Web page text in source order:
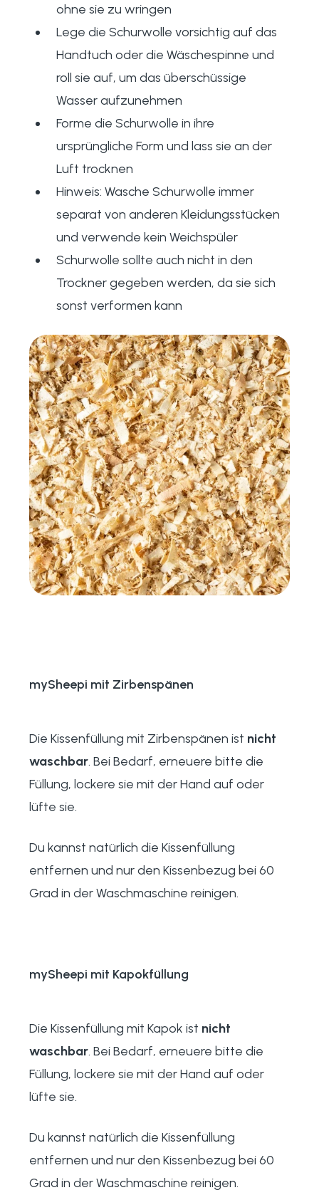
ohne sie zu wringen
Lege die Schurwolle vorsichtig auf das
Handtuch oder die Wäschespinne und
roll sie auf, um das überschüssige
Wasser aufzunehmen
Forme die Schurwolle in ihre
ursprüngliche Form und lass sie an der
Luft trocknen
Hinweis: Wasche Schurwolle immer
separat von anderen Kleidungsstücken
und verwende kein Weichspüler
Schurwolle sollte auch nicht in den
Trockner gegeben werden, da sie sich
sonst verformen kann
mySheepi mit Zirbenspänen
Die Kissenfüllung mit Zirbenspänen ist nicht
waschbar. Bei Bedarf, erneuere bitte die
Füllung, lockere sie mit der Hand auf oder
lüfte sie.
Du kannst natürlich die Kissenfüllung
entfernen und nur den Kissenbezug bei 60
Grad in der Waschmaschine reinigen.
mySheepi mit Kapokfüllung
Die Kissenfüllung mit Kapok ist nicht
waschbar. Bei Bedarf, erneuere bitte die
Füllung, lockere sie mit der Hand auf oder
lüfte sie.
Du kannst natürlich die Kissenfüllung
entfernen und nur den Kissenbezug bei 60
Grad in der Waschmaschine reinigen.